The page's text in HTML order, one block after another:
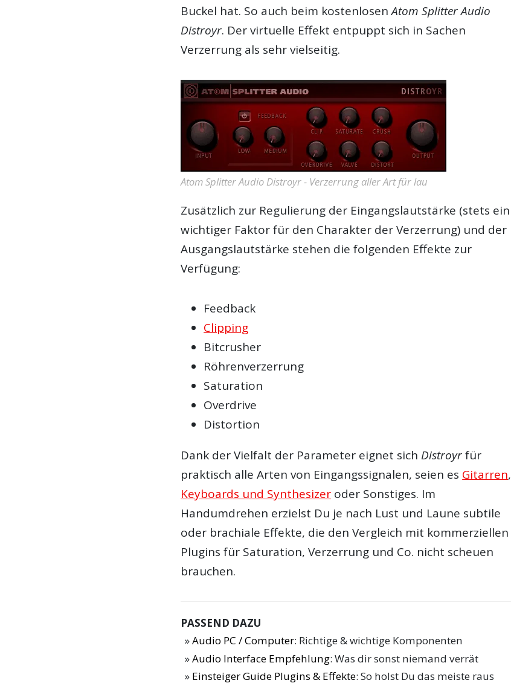
Buckel hat. So auch beim kostenlosenAtom Splitter Audio
Distroyr. Der virtuelle Effekt entpuppt sich in Sachen
Verzerrung als sehr vielseitig.
Atom Splitter Audio Distroyr - Verzerrung aller Art für lau
Zusätzlich zur Regulierung der Eingangslautstärke (stets ein
wichtiger Faktor für den Charakter der Verzerrung) und der
Ausgangslautstärke stehen die folgenden Effekte zur
Verfügung:
Feedback
Clipping
Bitcrusher
Röhrenverzerrung
Saturation
Overdrive
Distortion
Dank der Vielfalt der Parameter eignet sich Distroyrfür
praktisch alle Arten von Eingangssignalen, seien es Gitarren,
Keyboards und Synthesizer oder Sonstiges. Im
Handumdrehen erzielst Du je nach Lust und Laune subtile
oder brachiale Effekte, die den Vergleich mit kommerziellen
Plugins für Saturation,Verzerrung und Co. nicht scheuen
brauchen.
PASSEND DAZU
Audio PC / Computer: Richtige & wichtige Komponenten
Audio Interface Empfehlung: Was dir sonst niemand verrät
Einsteiger Guide Plugins & Effekte: So holst Du das meiste raus